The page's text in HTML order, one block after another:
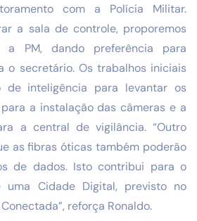
com a Polícia Militar.
a sala de controle, proporemos
a PM, dando preferência para
o secretário. Os trabalhos iniciais
de inteligência para levantar os
a instalação das câmeras e a
a central de vigilância. “Outro
as fibras óticas também poderão
de dados. Isto contribui para o
uma Cidade Digital, previsto no
reforça Ronaldo.